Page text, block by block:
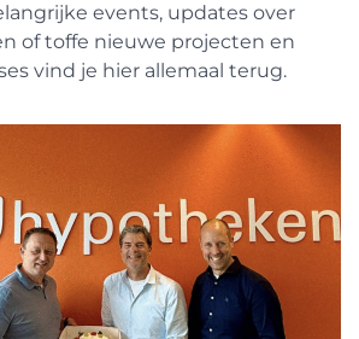
events, updates over
of toffe nieuwe projecten en
vind je hier allemaal terug.